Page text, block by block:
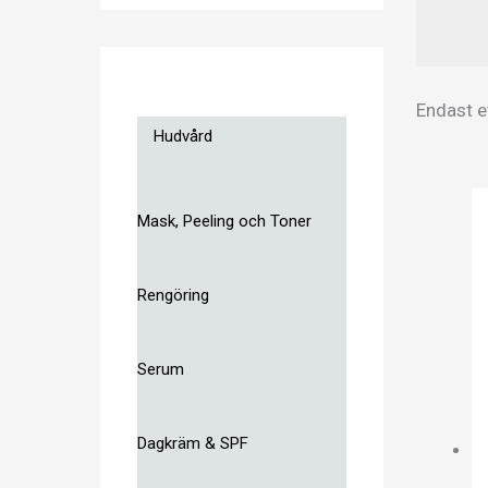
Hudvård
Mask, Peeling och Toner
Rengöring
Serum
Dagkräm & SPF
Endast